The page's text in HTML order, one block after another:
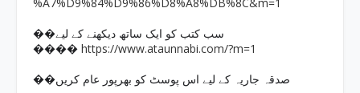
��سب کتب کو ایک ساتھ دیکھنے کے لیے
���� https://www.ataunnabi.com/?m=1
��صدقہ جاریہ کے لیے اس پوسٹ کو بھرپور عام کریں